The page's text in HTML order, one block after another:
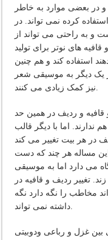
در بعضی موارد به خاطر
کرده نمی تواند. در
به راحتی می تواند از
های نوتر برای تولید
استفاده کند و هم چنین
یک دیگر به موسیقی شعر
نیز کمک زیادی می کنند.
قافیه و ردیف در همین حد
اما با دیگر قالب
در هر بیت تغییر می کند
مساله هر چند که دست
می دارد اما به موسیقی
تغییر ردیف و قافیه در
مخاطب را نگه دارد نگه
داشته نمی تواند.
بین غزل و رباعی ودوبیتی